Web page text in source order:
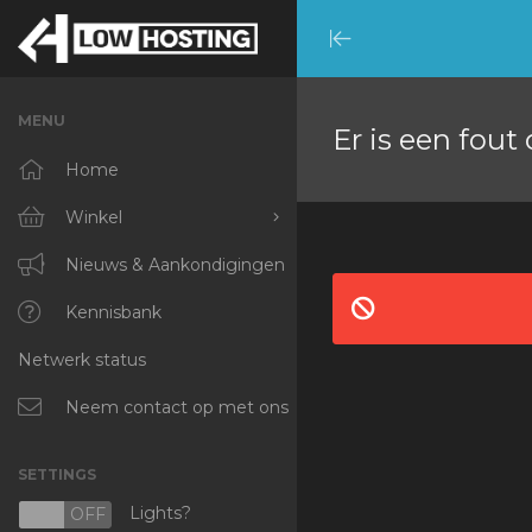
Minimize
Menu
MENU
Home
Winkel
Blader door alles
RKVMPROTECTED
IKVMPROTECTED
XKVMPROTECTED
Protected Web Hosting
Nieuws & Aankondigingen
Kennisbank
Netwerk status
Neem contact op met ons
SETTINGS
OFF Lights?
Er is een fout